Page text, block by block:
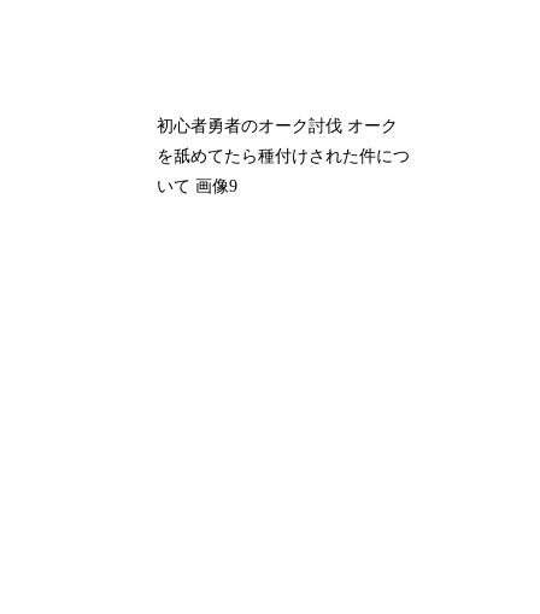
初心者勇者のオーク討伐 オーク
を舐めてたら種付けされた件につ
いて 画像9